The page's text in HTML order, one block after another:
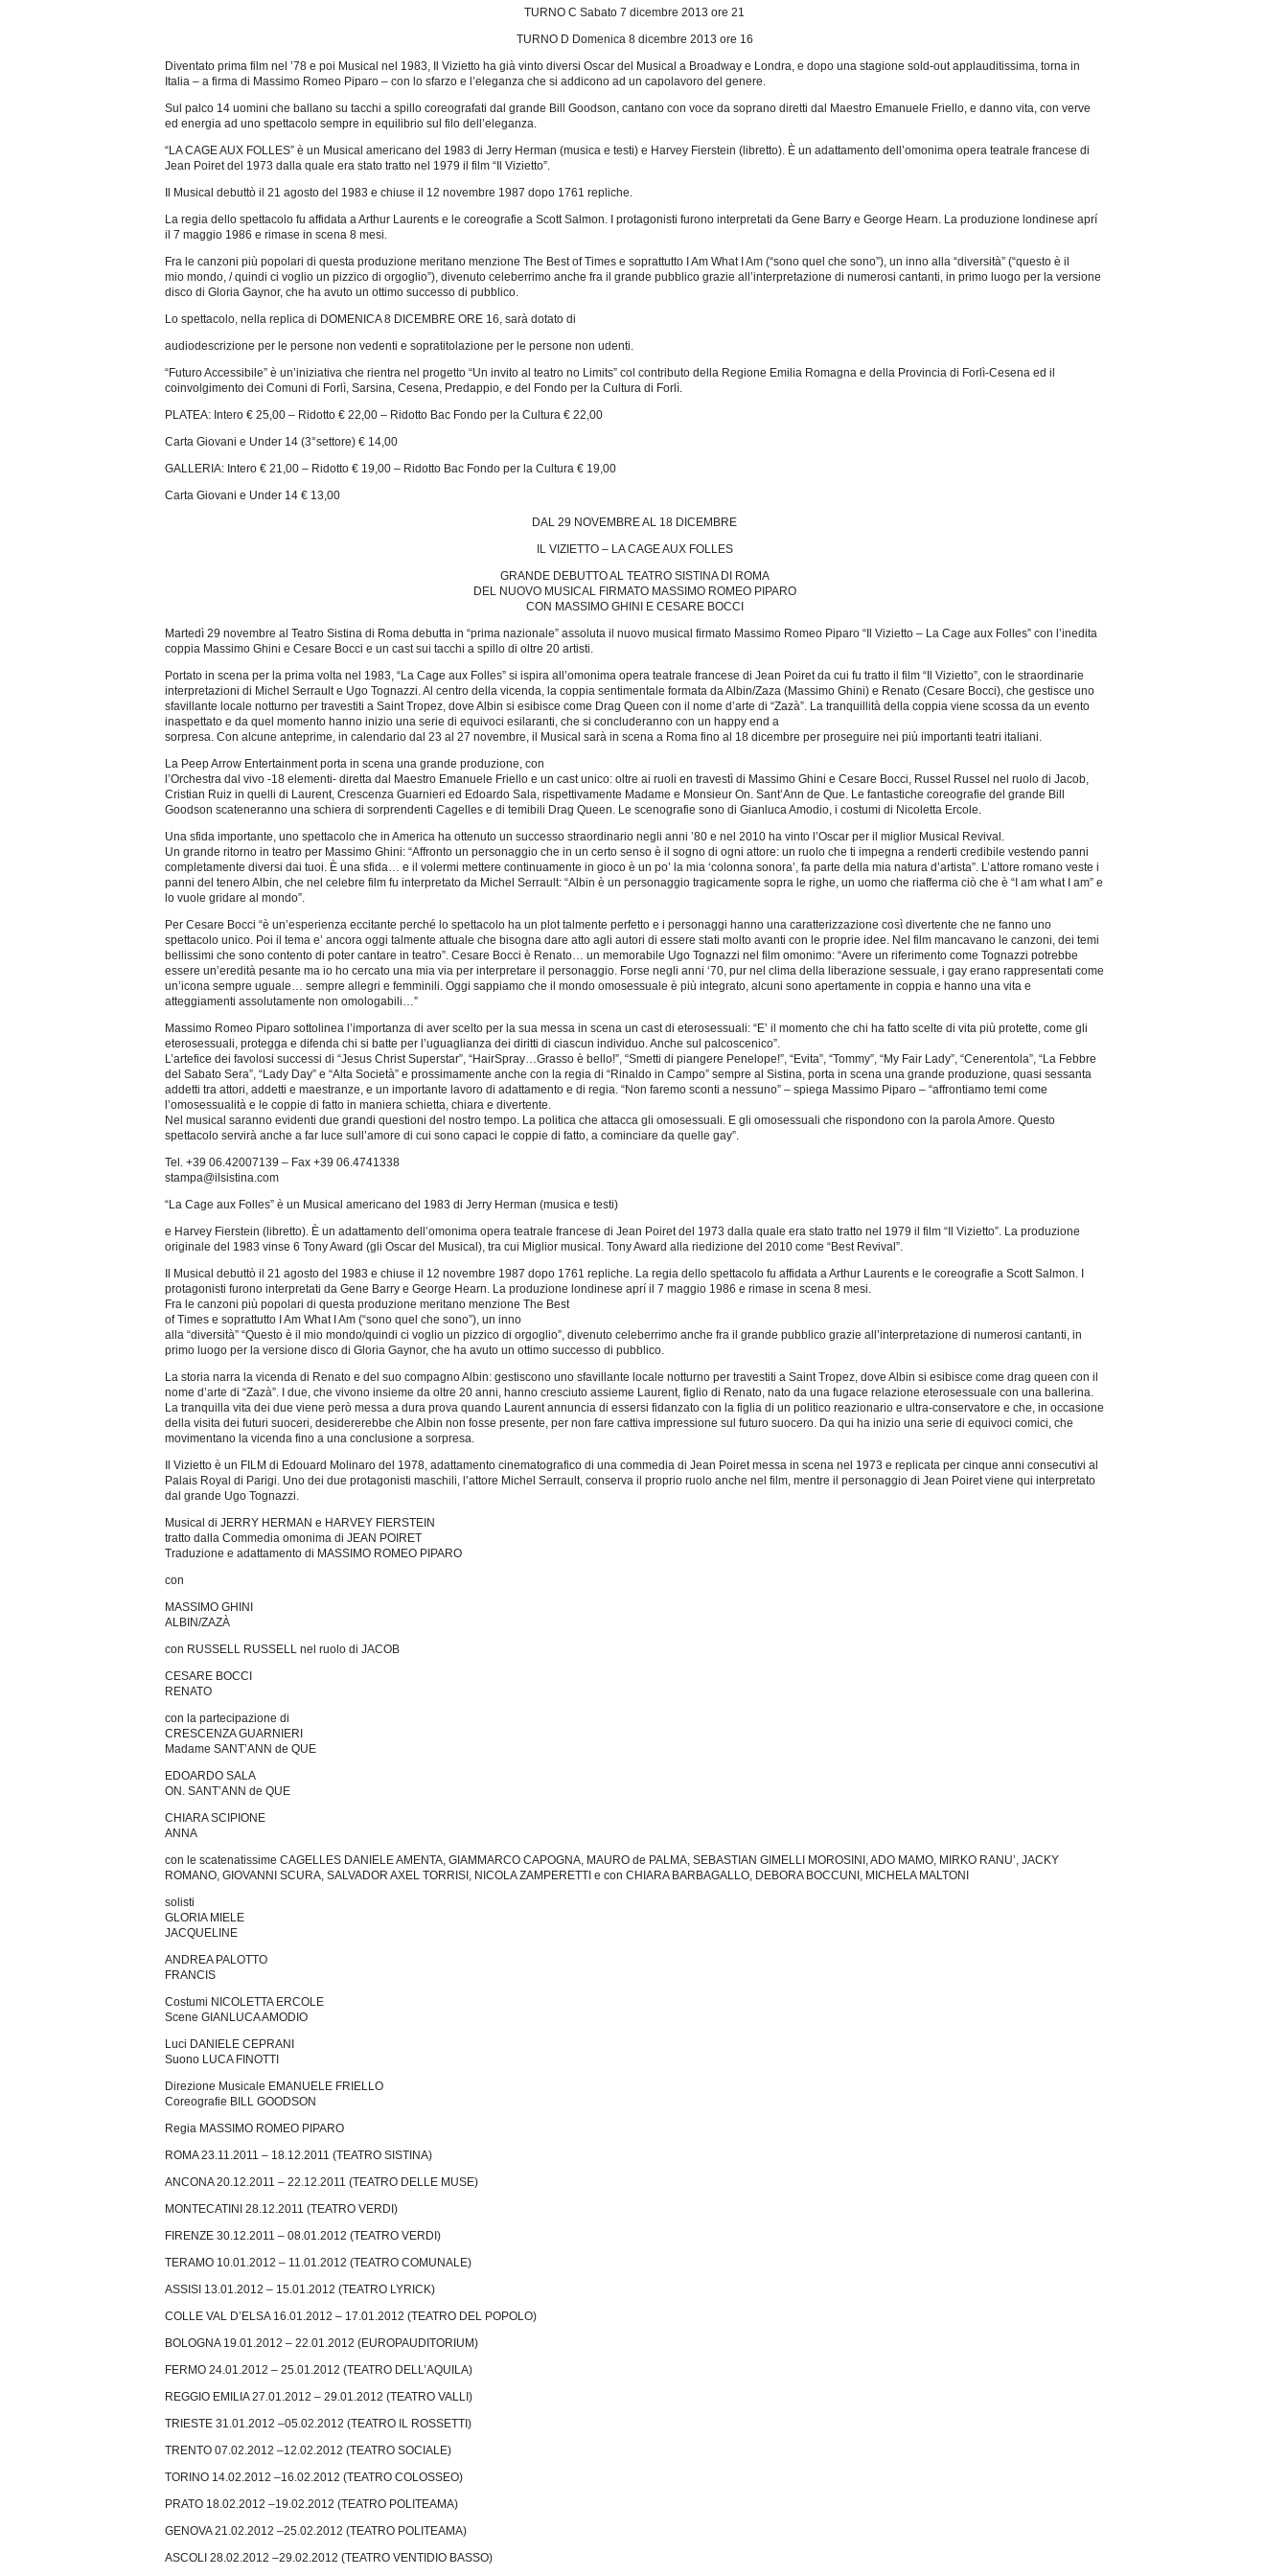
TURNO C Sabato 7 dicembre 2013 ore 21
TURNO D Domenica 8 dicembre 2013 ore 16
Diventato prima film nel ’78 e poi Musical nel 1983, Il Vizietto ha già vinto diversi Oscar del Musical a Broadway e Londra, e dopo una stagione sold-out applauditissima, torna in
Italia – a firma di Massimo Romeo Piparo – con lo sfarzo e l’eleganza che si addicono ad un capolavoro del genere.
Sul palco 14 uomini che ballano su tacchi a spillo coreografati dal grande Bill Goodson, cantano con voce da soprano diretti dal Maestro Emanuele Friello, e danno vita, con verve
ed energia ad uno spettacolo sempre in equilibrio sul filo dell’eleganza.
“LA CAGE AUX FOLLES” è un Musical americano del 1983 di Jerry Herman (musica e testi) e Harvey Fierstein (libretto). È un adattamento dell’omonima opera teatrale francese di
Jean Poiret del 1973 dalla quale era stato tratto nel 1979 il film “Il Vizietto”.
Il Musical debuttò il 21 agosto del 1983 e chiuse il 12 novembre 1987 dopo 1761 repliche.
La regia dello spettacolo fu affidata a Arthur Laurents e le coreografie a Scott Salmon. I protagonisti furono interpretati da Gene Barry e George Hearn. La produzione londinese aprí
il 7 maggio 1986 e rimase in scena 8 mesi.
Fra le canzoni più popolari di questa produzione meritano menzione The Best of Times e soprattutto I Am What I Am (“sono quel che sono”), un inno alla “diversità” (“questo è il
mio mondo, / quindi ci voglio un pizzico di orgoglio”), divenuto celeberrimo anche fra il grande pubblico grazie all’interpretazione di numerosi cantanti, in primo luogo per la versione
disco di Gloria Gaynor, che ha avuto un ottimo successo di pubblico.
Lo spettacolo, nella replica di DOMENICA 8 DICEMBRE ORE 16, sarà dotato di
audiodescrizione per le persone non vedenti e sopratitolazione per le persone non udenti.
“Futuro Accessibile” è un’iniziativa che rientra nel progetto “Un invito al teatro no Limits” col contributo della Regione Emilia Romagna e della Provincia di Forlì-Cesena ed il
coinvolgimento dei Comuni di Forlì, Sarsina, Cesena, Predappio, e del Fondo per la Cultura di Forlì.
PLATEA: Intero € 25,00 – Ridotto € 22,00 – Ridotto Bac Fondo per la Cultura € 22,00
Carta Giovani e Under 14 (3°settore) € 14,00
GALLERIA: Intero € 21,00 – Ridotto € 19,00 – Ridotto Bac Fondo per la Cultura € 19,00
Carta Giovani e Under 14 € 13,00
DAL 29 NOVEMBRE AL 18 DICEMBRE
IL VIZIETTO – LA CAGE AUX FOLLES
GRANDE DEBUTTO AL TEATRO SISTINA DI ROMA
DEL NUOVO MUSICAL FIRMATO MASSIMO ROMEO PIPARO
CON MASSIMO GHINI E CESARE BOCCI
Martedì 29 novembre al Teatro Sistina di Roma debutta in “prima nazionale” assoluta il nuovo musical firmato Massimo Romeo Piparo “Il Vizietto – La Cage aux Folles” con l’inedita
coppia Massimo Ghini e Cesare Bocci e un cast sui tacchi a spillo di oltre 20 artisti.
Portato in scena per la prima volta nel 1983, “La Cage aux Folles” si ispira all’omonima opera teatrale francese di Jean Poiret da cui fu tratto il film “Il Vizietto”, con le straordinarie
interpretazioni di Michel Serrault e Ugo Tognazzi. Al centro della vicenda, la coppia sentimentale formata da Albin/Zaza (Massimo Ghini) e Renato (Cesare Bocci), che gestisce uno
sfavillante locale notturno per travestiti a Saint Tropez, dove Albin si esibisce come Drag Queen con il nome d’arte di “Zazà”. La tranquillità della coppia viene scossa da un evento
inaspettato e da quel momento hanno inizio una serie di equivoci esilaranti, che si concluderanno con un happy end a
sorpresa. Con alcune anteprime, in calendario dal 23 al 27 novembre, il Musical sarà in scena a Roma fino al 18 dicembre per proseguire nei più importanti teatri italiani.
La Peep Arrow Entertainment porta in scena una grande produzione, con
l’Orchestra dal vivo -18 elementi- diretta dal Maestro Emanuele Friello e un cast unico: oltre ai ruoli en travestì di Massimo Ghini e Cesare Bocci, Russel Russel nel ruolo di Jacob,
Cristian Ruiz in quelli di Laurent, Crescenza Guarnieri ed Edoardo Sala, rispettivamente Madame e Monsieur On. Sant’Ann de Que. Le fantastiche coreografie del grande Bill
Goodson scateneranno una schiera di sorprendenti Cagelles e di temibili Drag Queen. Le scenografie sono di Gianluca Amodio, i costumi di Nicoletta Ercole.
Una sfida importante, uno spettacolo che in America ha ottenuto un successo straordinario negli anni ’80 e nel 2010 ha vinto l’Oscar per il miglior Musical Revival.
Un grande ritorno in teatro per Massimo Ghini: “Affronto un personaggio che in un certo senso è il sogno di ogni attore: un ruolo che ti impegna a renderti credibile vestendo panni
completamente diversi dai tuoi. È una sfida… e il volermi mettere continuamente in gioco è un po’ la mia ‘colonna sonora’, fa parte della mia natura d’artista”. L’attore romano veste i
panni del tenero Albin, che nel celebre film fu interpretato da Michel Serrault: “Albin è un personaggio tragicamente sopra le righe, un uomo che riafferma ciò che è “I am what I am” e
lo vuole gridare al mondo”.
Per Cesare Bocci “è un’esperienza eccitante perché lo spettacolo ha un plot talmente perfetto e i personaggi hanno una caratterizzazione così divertente che ne fanno uno
spettacolo unico. Poi il tema e’ ancora oggi talmente attuale che bisogna dare atto agli autori di essere stati molto avanti con le proprie idee. Nel film mancavano le canzoni, dei temi
bellissimi che sono contento di poter cantare in teatro”. Cesare Bocci è Renato… un memorabile Ugo Tognazzi nel film omonimo: “Avere un riferimento come Tognazzi potrebbe
essere un’eredità pesante ma io ho cercato una mia via per interpretare il personaggio. Forse negli anni ‘70, pur nel clima della liberazione sessuale, i gay erano rappresentati come
un’icona sempre uguale… sempre allegri e femminili. Oggi sappiamo che il mondo omosessuale è più integrato, alcuni sono apertamente in coppia e hanno una vita e
atteggiamenti assolutamente non omologabili…”
Massimo Romeo Piparo sottolinea l’importanza di aver scelto per la sua messa in scena un cast di eterosessuali: “E’ il momento che chi ha fatto scelte di vita più protette, come gli
eterosessuali, protegga e difenda chi si batte per l’uguaglianza dei diritti di ciascun individuo. Anche sul palcoscenico”.
L’artefice dei favolosi successi di “Jesus Christ Superstar”, “HairSpray…Grasso è bello!”, “Smetti di piangere Penelope!”, “Evita”, “Tommy”, “My Fair Lady”, “Cenerentola”, “La Febbre
del Sabato Sera”, “Lady Day” e “Alta Società” e prossimamente anche con la regia di “Rinaldo in Campo” sempre al Sistina, porta in scena una grande produzione, quasi sessanta
addetti tra attori, addetti e maestranze, e un importante lavoro di adattamento e di regia. “Non faremo sconti a nessuno” – spiega Massimo Piparo – “affrontiamo temi come
l’omosessualità e le coppie di fatto in maniera schietta, chiara e divertente.
Nel musical saranno evidenti due grandi questioni del nostro tempo. La politica che attacca gli omosessuali. E gli omosessuali che rispondono con la parola Amore. Questo
spettacolo servirà anche a far luce sull’amore di cui sono capaci le coppie di fatto, a cominciare da quelle gay”.
Tel. +39 06.42007139 – Fax +39 06.4741338
stampa@ilsistina.com
“La Cage aux Folles” è un Musical americano del 1983 di Jerry Herman (musica e testi)
e Harvey Fierstein (libretto). È un adattamento dell’omonima opera teatrale francese di Jean Poiret del 1973 dalla quale era stato tratto nel 1979 il film “Il Vizietto”. La produzione
originale del 1983 vinse 6 Tony Award (gli Oscar del Musical), tra cui Miglior musical. Tony Award alla riedizione del 2010 come “Best Revival”.
Il Musical debuttò il 21 agosto del 1983 e chiuse il 12 novembre 1987 dopo 1761 repliche. La regia dello spettacolo fu affidata a Arthur Laurents e le coreografie a Scott Salmon. I
protagonisti furono interpretati da Gene Barry e George Hearn. La produzione londinese aprí il 7 maggio 1986 e rimase in scena 8 mesi.
Fra le canzoni più popolari di questa produzione meritano menzione The Best
of Times e soprattutto I Am What I Am (“sono quel che sono”), un inno
alla “diversità” “Questo è il mio mondo/quindi ci voglio un pizzico di orgoglio”, divenuto celeberrimo anche fra il grande pubblico grazie all’interpretazione di numerosi cantanti, in
primo luogo per la versione disco di Gloria Gaynor, che ha avuto un ottimo successo di pubblico.
La storia narra la vicenda di Renato e del suo compagno Albin: gestiscono uno sfavillante locale notturno per travestiti a Saint Tropez, dove Albin si esibisce come drag queen con il
nome d’arte di “Zazà”. I due, che vivono insieme da oltre 20 anni, hanno cresciuto assieme Laurent, figlio di Renato, nato da una fugace relazione eterosessuale con una ballerina.
La tranquilla vita dei due viene però messa a dura prova quando Laurent annuncia di essersi fidanzato con la figlia di un politico reazionario e ultra-conservatore e che, in occasione
della visita dei futuri suoceri, desidererebbe che Albin non fosse presente, per non fare cattiva impressione sul futuro suocero. Da qui ha inizio una serie di equivoci comici, che
movimentano la vicenda fino a una conclusione a sorpresa.
Il Vizietto è un FILM di Edouard Molinaro del 1978, adattamento cinematografico di una commedia di Jean Poiret messa in scena nel 1973 e replicata per cinque anni consecutivi al
Palais Royal di Parigi. Uno dei due protagonisti maschili, l’attore Michel Serrault, conserva il proprio ruolo anche nel film, mentre il personaggio di Jean Poiret viene qui interpretato
dal grande Ugo Tognazzi.
Musical di JERRY HERMAN e HARVEY FIERSTEIN
tratto dalla Commedia omonima di JEAN POIRET
Traduzione e adattamento di MASSIMO ROMEO PIPARO
con
MASSIMO GHINI
ALBIN/ZAZÀ
con RUSSELL RUSSELL nel ruolo di JACOB
CESARE BOCCI
RENATO
con la partecipazione di
CRESCENZA GUARNIERI
Madame SANT’ANN de QUE
EDOARDO SALA
ON. SANT’ANN de QUE
CHIARA SCIPIONE
ANNA
con le scatenatissime CAGELLES DANIELE AMENTA, GIAMMARCO CAPOGNA, MAURO de PALMA, SEBASTIAN GIMELLI MOROSINI, ADO MAMO, MIRKO RANU’, JACKY
ROMANO, GIOVANNI SCURA, SALVADOR AXEL TORRISI, NICOLA ZAMPERETTI e con CHIARA BARBAGALLO, DEBORA BOCCUNI, MICHELA MALTONI
solisti
GLORIA MIELE
JACQUELINE
ANDREA PALOTTO
FRANCIS
Costumi NICOLETTA ERCOLE
Scene GIANLUCA AMODIO
Luci DANIELE CEPRANI
Suono LUCA FINOTTI
Direzione Musicale EMANUELE FRIELLO
Coreografie BILL GOODSON
Regia MASSIMO ROMEO PIPARO
ROMA 23.11.2011 – 18.12.2011 (TEATRO SISTINA)
ANCONA 20.12.2011 – 22.12.2011 (TEATRO DELLE MUSE)
MONTECATINI 28.12.2011 (TEATRO VERDI)
FIRENZE 30.12.2011 – 08.01.2012 (TEATRO VERDI)
TERAMO 10.01.2012 – 11.01.2012 (TEATRO COMUNALE)
ASSISI 13.01.2012 – 15.01.2012 (TEATRO LYRICK)
COLLE VAL D’ELSA 16.01.2012 – 17.01.2012 (TEATRO DEL POPOLO)
BOLOGNA 19.01.2012 – 22.01.2012 (EUROPAUDITORIUM)
FERMO 24.01.2012 – 25.01.2012 (TEATRO DELL’AQUILA)
REGGIO EMILIA 27.01.2012 – 29.01.2012 (TEATRO VALLI)
TRIESTE 31.01.2012 –05.02.2012 (TEATRO IL ROSSETTI)
TRENTO 07.02.2012 –12.02.2012 (TEATRO SOCIALE)
TORINO 14.02.2012 –16.02.2012 (TEATRO COLOSSEO)
PRATO 18.02.2012 –19.02.2012 (TEATRO POLITEAMA)
GENOVA 21.02.2012 –25.02.2012 (TEATRO POLITEAMA)
ASCOLI 28.02.2012 –29.02.2012 (TEATRO VENTIDIO BASSO)